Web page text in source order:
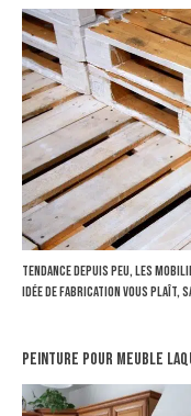
Tendance depuis peu, les
idée de fabrication vous plaît,
peinture pour meuble